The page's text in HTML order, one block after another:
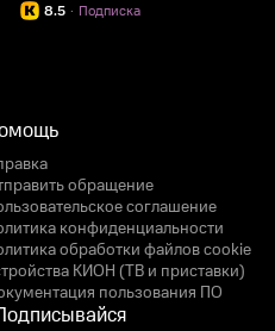
8.5 Подписка
·
обращение
соглашение
конфиденциальности
обработки файлов cookie
КИОН (ТВ и приставки)
пользования ПО